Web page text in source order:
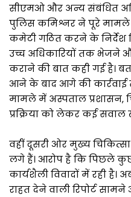
सीएमओ और अन्य संबंधित
पुलिस कमिश्नर ने पूरे मामले
कमेटी गठित करने के निर्देश
उच्च अधिकारियों तक भेजने
कराने की बात कही गई है।
आने के बाद आगे की कार्रवाई
मामले में अस्पताल प्रशासन,
प्रक्रिया को लेकर कई सवाल
वहीं दूसरी ओर मुख्य
लगे हैं। आरोप है कि पिछले
कार्यशैली विवादों में रही
राहत देने वाली रिपोर्ट